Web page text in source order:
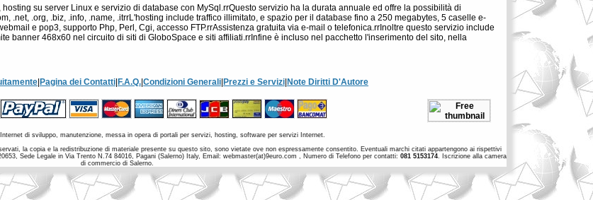
su server Linux e servizio di database con MySql.rrQuesto servizio ha la durata annuale ed offre la possibilità di
.net, .org, .biz, .info, .name, .itrrL'hosting include traffico illimitato, e spazio per il database fino a 250 megabytes, 5 caselle e-
e pop3, supporto Php, Perl, Cgi, accesso FTP.rrAssistenza gratuita via e-mail o telefonica.rrInoltre questo servizio include
banner 468x60 nel circuito di siti di GloboSpace e siti affiliati.rrInfine è incluso nel pacchetto l'inserimento del sito, nella
Pagina dei Contatti F.A.Q. Condizioni Generali Prezzi e Servizi Note Diritti D'Autore
di sviluppo, manutenzione, messa in opera di portali per servizi, hosting, software per servizi Internet.
la copia e la redistribuzione di materiale presente su questo sito, sono vietate ove non espressamente consentito. Eventuali marchi citati appartengono ai rispettivi
Sede Legale in Via Trento N.74 84016, Pagani (Salerno) Italy, Email: webmaster(at)9euro.com , Numero di Telefono per contatti: 081 5153174. Iscrizione alla camera
di commercio di Salerno.